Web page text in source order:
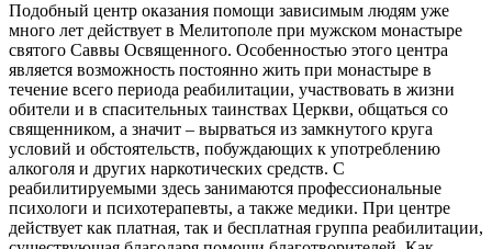
Подобный центр оказания помощи зависимым людям уже
много лет действует в Мелитополе при мужском монастыре
святого Саввы Освященного. Особенностью этого центра
является возможность постоянно жить при монастыре в
течение всего периода реабилитации, участвовать в жизни
обители и в спасительных таинствах Церкви, общаться со
священником, а значит – вырваться из замкнутого круга
условий и обстоятельств, побуждающих к употреблению
алкоголя и других наркотических средств. С
реабилитируемыми здесь занимаются профессиональные
психологи и психотерапевты, а также медики. При центре
действует как платная, так и бесплатная группа реабилитации,